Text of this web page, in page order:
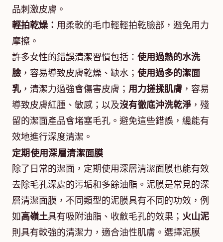
品刺激皮膚。
輕拍乾燥： 用柔軟的毛巾輕輕拍乾臉部，避免用力
摩擦。
許多女性的錯誤清潔習慣包括： 使用過熱的水洗
臉，容易導致皮膚乾燥、缺水； 使用過多的潔面
乳 ，清潔力過強會傷害皮膚； 用力搓揉肌膚 ，容易
導致皮膚紅腫、敏感；以及沒有徹底沖洗乾淨 ，殘
留的潔面產品會堵塞毛孔。避免這些錯誤，纔能有
效地進行深度清潔。
定期使用深層清潔面膜
除了日常的潔面，定期使用深層清潔面膜也能有效
去除毛孔深處的污垢和多餘油脂。泥膜是常見的深
層清潔面膜，不同類型的泥膜具有不同的功效，例
如高嶺土具有吸附油脂、收斂毛孔的效果； 火山泥
則具有較強的清潔力，適合油性肌膚。選擇泥膜